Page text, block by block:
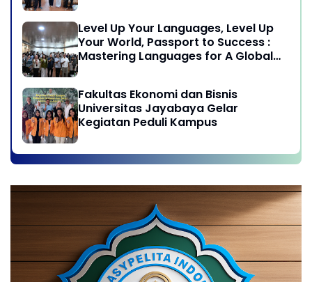
Level Up Your Languages, Level Up
Your World, Passport to Success :
Mastering Languages for A Global
Fakultas Ekonomi dan Bisnis
Universitas Jayabaya Gelar
Kegiatan Peduli Kampus